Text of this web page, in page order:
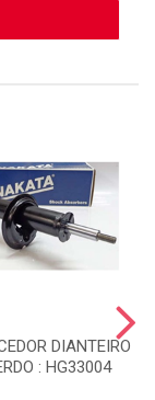
DIANTEIRO
: HG33004